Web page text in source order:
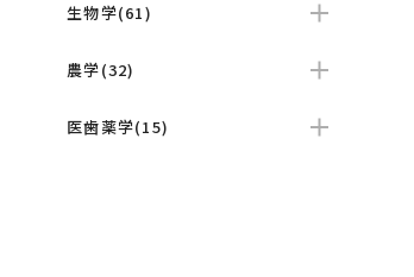
生物学(61)
農学(32)
医歯薬学(15)